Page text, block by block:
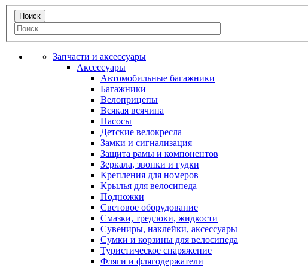
Запчасти и аксессуары
Аксессуары
Автомобильные багажники
Багажники
Велоприцепы
Всякая всячина
Насосы
Детские велокресла
Замки и сигнализация
Защита рамы и компонентов
Зеркала, звонки и гудки
Крепления для номеров
Крылья для велосипеда
Подножки
Световое оборудование
Смазки, тредлоки, жидкости
Сувениры, наклейки, аксессуары
Сумки и корзины для велосипеда
Туристическое снаряжение
Фляги и флягодержатели